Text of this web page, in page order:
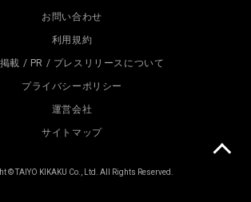
お問い合わせ
利用規約
載 / PR / プレスリリースについて
プライバシーポリシー
運営会社
サイトマップ
© TAIYO KIKAKU Co., Ltd. All Rights Reserved.